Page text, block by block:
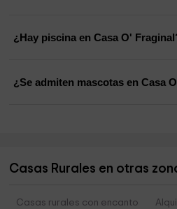
¿Hay piscina en Casa O'
¿Se admiten mascotas en Casa
Casas Rurales en otras
Casas rurales con encanto